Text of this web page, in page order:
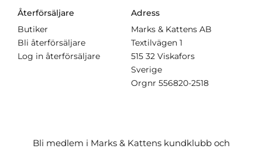
Återförsäljare
Butiker
Bli återförsäljare
Log in återförsäljare
Adress
Marks & Kattens AB
Textilvägen 1
515 32 Viskafors
Sverige
Orgnr 556820-2518
Bli medlem i Marks & Kattens kundklubb och